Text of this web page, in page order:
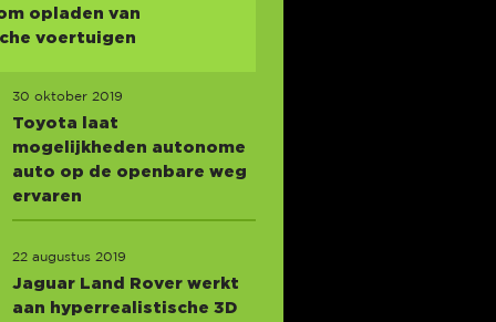
opladen van
voertuigen
30 oktober 2019
Toyota laat
mogelijkheden autonome
auto op de openbare weg
ervaren
22 augustus 2019
Jaguar Land Rover werkt
aan hyperrealistische 3D